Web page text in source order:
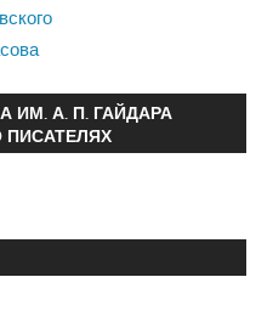
ИМ. А. П. ГАЙДАРА
ПИСАТЕЛЯХ